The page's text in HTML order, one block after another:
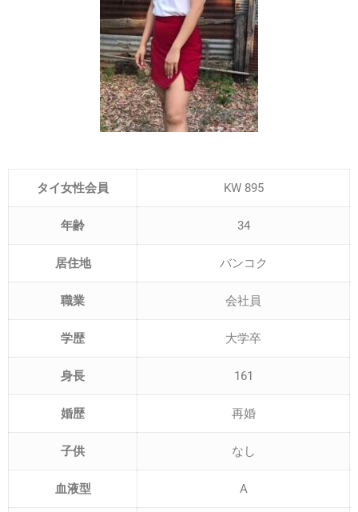
タイ女性会員 KW 895
年齢 34
居住地 バンコク
職業 会社員
学歴 大学卒
身長 161
婚歴 再婚
子供 なし
血液型 A